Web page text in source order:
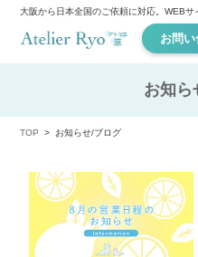
大阪から日本全国のご依頼に対応。WEBサ
お問
お知ら
TOP お知らせ/ブログ